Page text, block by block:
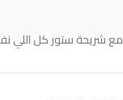
مع شريحة ستور كل اللي